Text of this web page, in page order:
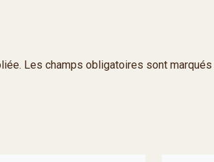
Les champs obligatoires sont